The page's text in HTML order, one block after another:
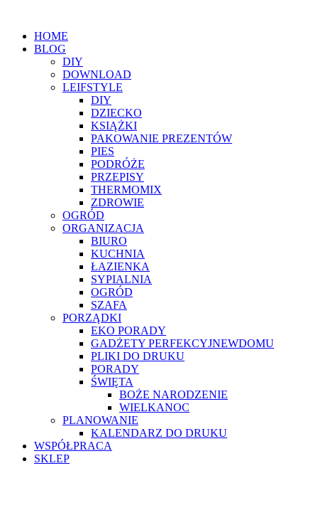
HOME
BLOG
DIY
DOWNLOAD
LEIFSTYLE
DIY
DZIECKO
KSIĄŻKI
PAKOWANIE PREZENTÓW
PIES
PODRÓŻE
PRZEPISY
THERMOMIX
ZDROWIE
OGRÓD
ORGANIZACJA
BIURO
KUCHNIA
ŁAZIENKA
SYPIALNIA
OGRÓD
SZAFA
PORZĄDKI
EKO PORADY
GADŻETY PERFEKCYJNEWDOMU
PLIKI DO DRUKU
PORADY
ŚWIĘTA
BOŻE NARODZENIE
WIELKANOC
PLANOWANIE
KALENDARZ DO DRUKU
WSPÓŁPRACA
SKLEP